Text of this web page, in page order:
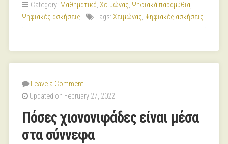
Category: Μαθηματικά, Χειμώνας, Ψηφιακά παραμύθια,
Ψηφιακές ασκήσεις
Tags: Χειμώνας, Ψηφιακές ασκήσεις
Leave a Comment
Updated on February 27, 2022
Πόσες χιονονιφάδες είναι μέσα
στα σύννεφα